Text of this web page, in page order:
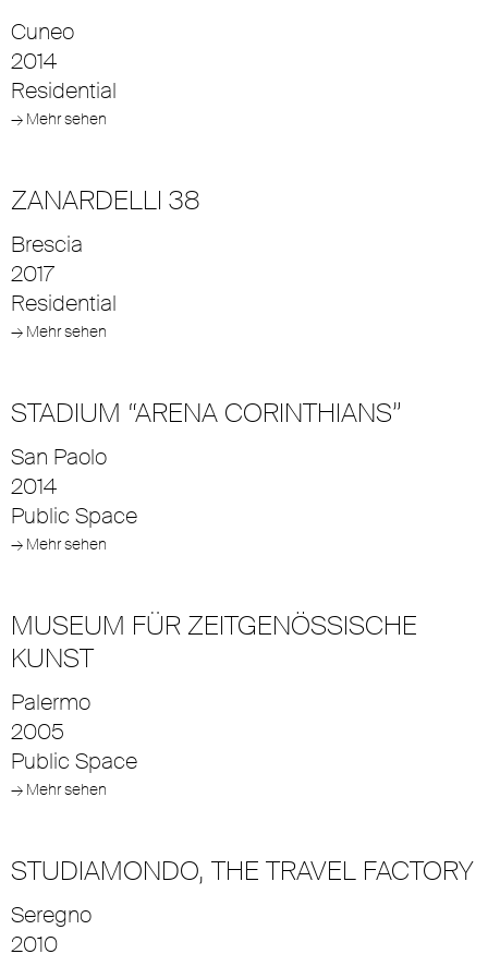
Cuneo
2014
Residential
→ Mehr sehen
ZANARDELLI 38
Brescia
2017
Residential
→ Mehr sehen
STADIUM “ARENA CORINTHIANS”
San Paolo
2014
Public Space
→ Mehr sehen
MUSEUM FÜR ZEITGENÖSSISCHE
KUNST
Palermo
2005
Public Space
→ Mehr sehen
STUDIAMONDO, THE TRAVEL FACTORY
Seregno
2010